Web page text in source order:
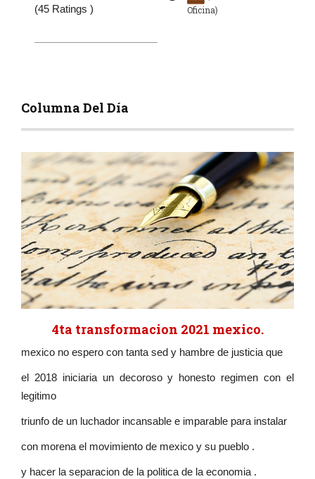
(45 Ratings )
Oficina)
Columna Del Día
4ta transformacion 2021 mexico.
mexico no espero con tanta sed y hambre de justicia que
el 2018 iniciaria un decoroso y honesto regimen con el
legitimo
triunfo de un luchador incansable e imparable para instalar
con morena el movimiento de mexico y su pueblo .
y hacer la separacion de la politica de la economia .